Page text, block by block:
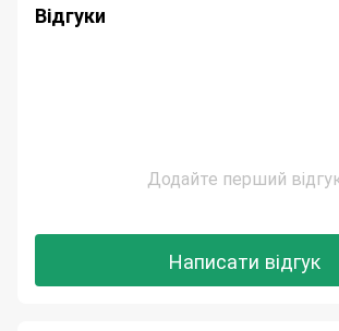
Відгуки
Додайте перший
Написати відгук